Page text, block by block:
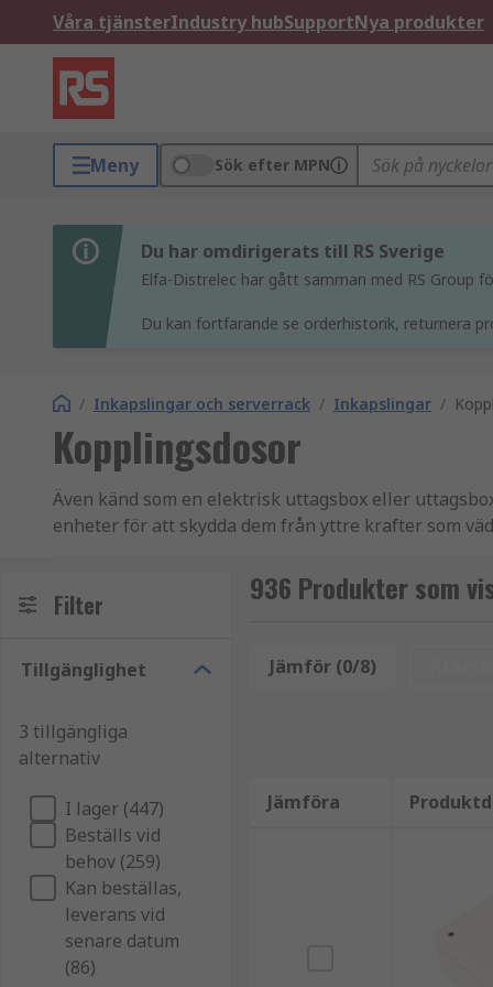
Våra tjänsterIndustry hubSupportNya produkter
Meny Sök efter MPN
Du har omdirigerats till RS Sverige
Elfa-Distrelec har gått samman med RS Group
Du kan fortfarande se orderhistorik, returnera
/ Inkapslingar och serverrack / Inkapslingar /
Kopplingsdosor
Även känd som en elektrisk uttagsbox eller
enheter för att skydda dem från yttre krafter som
Hur fungerar kopplingsdosor?
En kopplingsdosa ger ingångspunkter för
är avgörande för att hålla sig säker och lagligt
Internt finns det monteringspunkter för skruvar i
När kopplingsdosan har monterats och alla kablar
Ett förslutet boxlock eller boxskydd ger sedan
Vilka material är de tillverkade av?
En vädertålig kopplingsdosa kan vara tillverkad av
Filter
Tillgänglighet
3 tillgängliga
alternativ
I lager (447)
Beställs vid
behov (259)
Kan beställas,
leverans vid
senare datum
(86)
936 Produkter som
Jämför (0/8)
Jämföra